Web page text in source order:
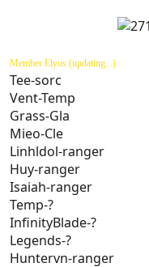
Member Elyos (updating...):
Tee-sorc
Vent-Temp
Grass-Gla
Mieo-Cle
Linhldol-ranger
Huy-ranger
Isaiah-ranger
Temp-?
InfinityBlade-?
Legends-?
Huntervn-ranger